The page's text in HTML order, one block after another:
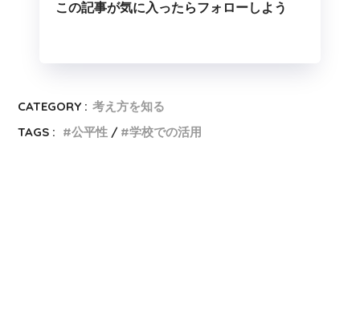
この記事が気に入ったらフォローしよう
CATEGORY : 考え方を知る
TAGS :
公平性 学校での活用